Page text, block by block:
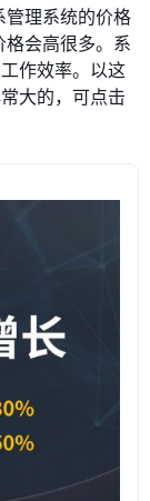
理系统的价格
会高很多。系
作效率。以这
大的，可点击